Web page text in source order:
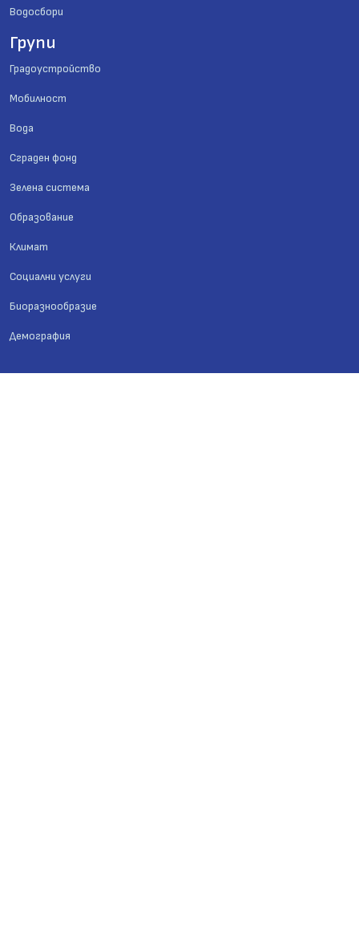
Водосбори
Групи
Градоустройство
Мобилност
Вода
Сграден фонд
Зелена система
Образование
Климат
Социални услуги
Биоразнообразие
Демография